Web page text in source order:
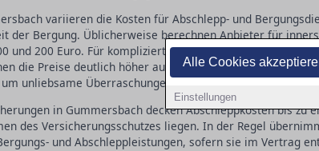
Alle Cookies
Einstellungen
variieren die Kosten für Abschlepp- und
der Bergung. Üblicherweise berechnen Anbieter für
und 200 Euro. Für kompliziertere Bergungen auf
die Preise deutlich höher ausfallen. Daher ist es wichtig,
unliebsame Überraschungen zu vermeiden.
in Gummersbach decken Abschleppkosten bis zu
des Versicherungsschutzes liegen. In der Regel
und Abschleppleistungen, sofern sie im Vertrag